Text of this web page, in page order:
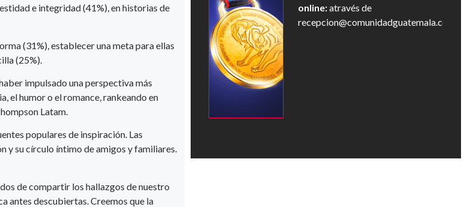
e integridad (41%), en historias de
(31%), establecer una meta para ellas
(25%).
impulsado una perspectiva más
el humor o el romance, rankeando en
Latam.
populares de inspiración. Las
y su círculo íntimo de amigos y familiares.
de compartir los hallazgos de nuestro
antes descubiertas. Creemos que la
online:através de
recepcion@comunidadguatemala.com